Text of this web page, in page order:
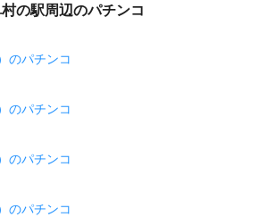
の駅周辺のパチンコ
のパチンコ
のパチンコ
のパチンコ
のパチンコ